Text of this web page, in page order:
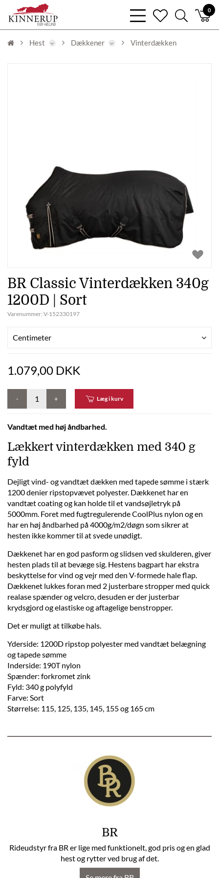
0
bars
light
heart
search
light
Hest Dækkener Vinterdækken
BR Classic Vinterdækken 340g
1200D | Sort
Varenummer: V-152330197
Centimeter
1.079,00 DKK
- + Læg i kurv
Vandtæt med høj åndbarhed.
Lækkert vinterdækken med 340 g
fyld
Dejligt vind- og vandtæt dækken med tapede sømme i stærk
1200 denier ripstopvævet poly­ester. Dækkenet har en
vandtæt coating og kan holde til et vand­søjletryk på
5000mm. Foret med fugt­­regulerende CoolPlus nylon og en
har en høj åndbarhed på 4000g/m2/døgn som sikrer at
hesten ikke kommer til at svede unødigt.
Dækkenet har en god pasform og slidsen ved skulderen, ­giver
hesten plads til at bevæge sig. Hestens bagpart har ekstra
beskyttelse for vind og vejr med den V-formede hale flap.
Dækkenet lukkes foran med 2 justerbare stropper med quick
realase spænder og velcro, desuden er der justerbar
krydsgjord og elastiske og aftagelige benstropper.
Det er muligt at tilkøbe hals.
Yderside: 1200D ripstop polyester med vandtæt belægning
og tapede sømme
Inderside: 190T nylon
Spænder: forkromet zink
Fyld: 340 g polyfyld
Farve: Sort
Størrelse: 115, 125, 135, 145, 155 og 165 cm
BR
Rideudstyr fra BR er lige med funktionelt, god pris og en glad
hest og rytter ved brug af det.